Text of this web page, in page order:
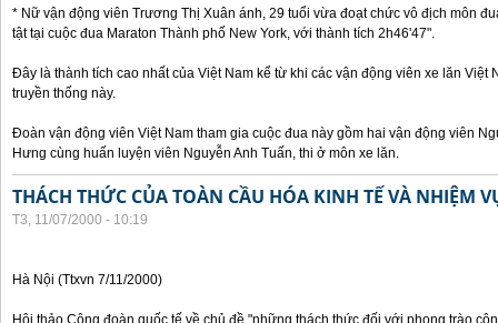
* Nữ vận động viên Trương Thị Xuân ánh, 29 tuổi vừa đoạt chức vô địch môn
tật tại cuộc đua Maraton Thành phố New York, với thành tích 2h46'47".
Đây là thành tích cao nhất của Việt Nam kể từ khi các vận động viên xe lăn Việt
truyền thống này.
Đoàn vận động viên Việt Nam tham gia cuộc đua này gồm hai vận động viên
Hưng cùng huấn luyện viên Nguyễn Anh Tuấn, thi ở môn xe lăn.
THÁCH THỨC CỦA TOÀN CẦU HÓA KINH TẾ VÀ NHIỆM
T3, 11/07/2000 - 10:19
Hà Nội (Ttxvn 7/11/2000)
Hội thảo Công đoàn quốc tế về chủ đề "những thách thức đối với phong trào